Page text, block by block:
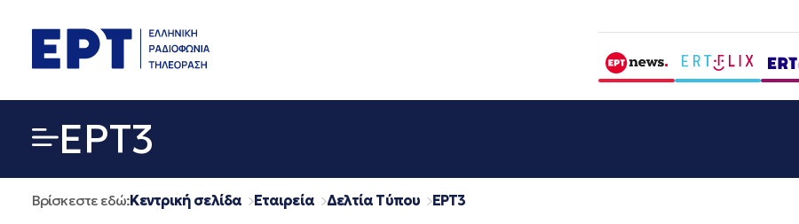
περιεχόμενο
EΡΤ3
Βρίσκεστε εδώ:Κεντρική σελίδα Εταιρεία Δελτία Τύπου EΡΤ3